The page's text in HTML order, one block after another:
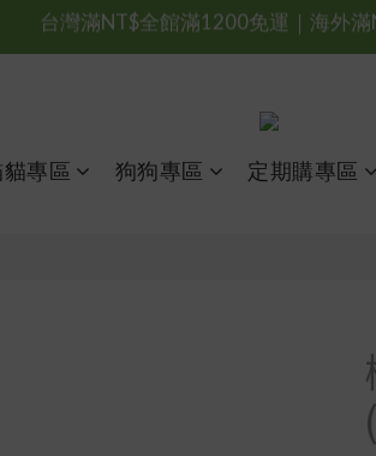
台灣滿NT$全館滿1200免運｜海外
會員優惠專區由此進
專區 狗狗專區 定期購專區